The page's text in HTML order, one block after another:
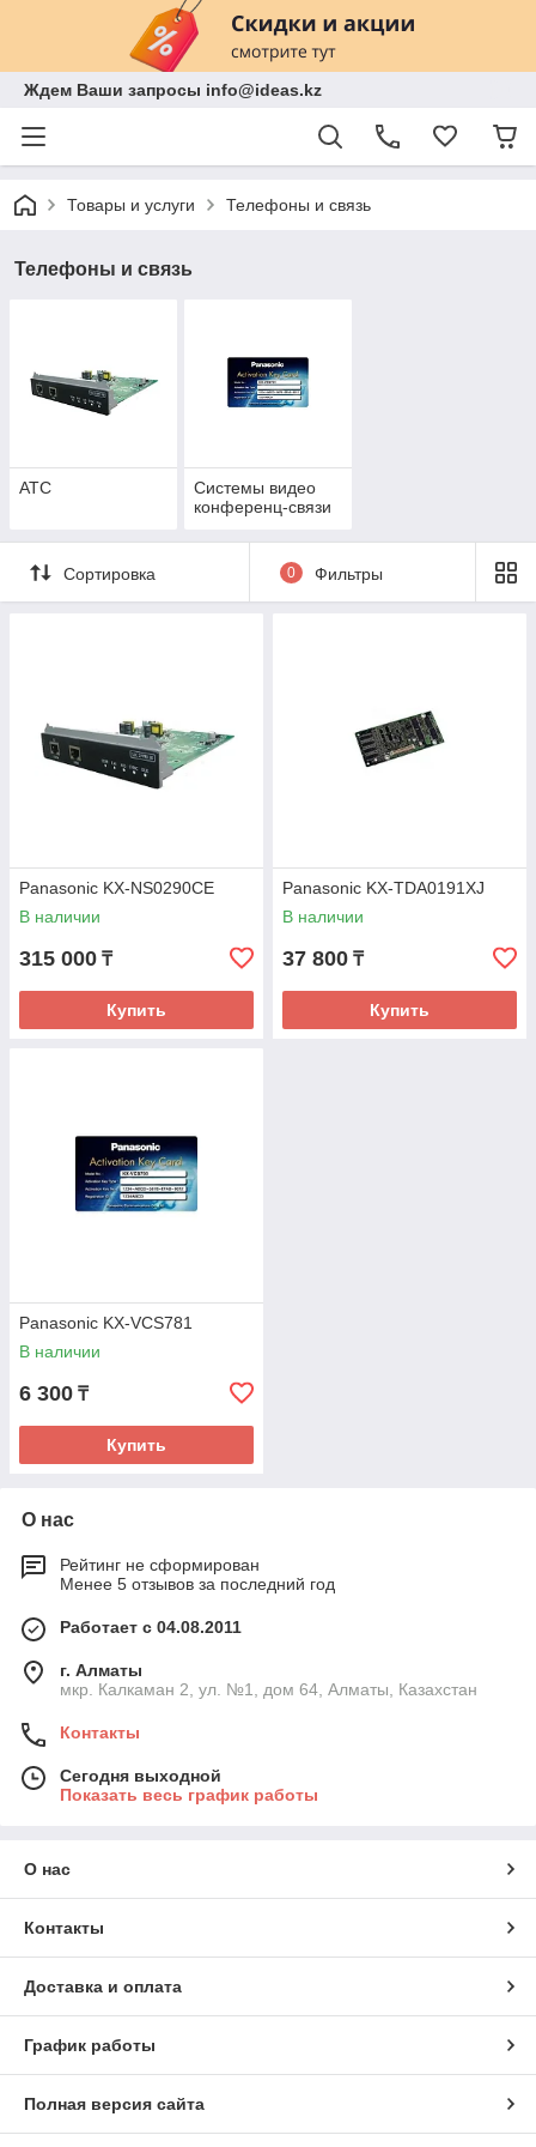
Ждем Ваши запросы info@ideas.kz
Товары и услуги Телефоны и связь
Телефоны и связь
АТС
Системы видео
конференц-связи
Сортировка 0 Фильтры
Panasonic KX-NS0290CE
В наличии
315 000 ₸
Купить
Panasonic KX-TDA0191XJ
В наличии
37 800 ₸
Купить
Panasonic KX-VCS781
В наличии
6 300 ₸
Купить
О нас
Рейтинг не сформирован
Менее 5 отзывов за последний год
Работает с 04.08.2011
г. Алматы
мкр. Калкаман 2, ул. №1, дом 64, Алматы, Казахстан
Контакты
Сегодня выходной
Показать весь график работы
О нас
Контакты
Доставка и оплата
График работы
Полная версия сайта